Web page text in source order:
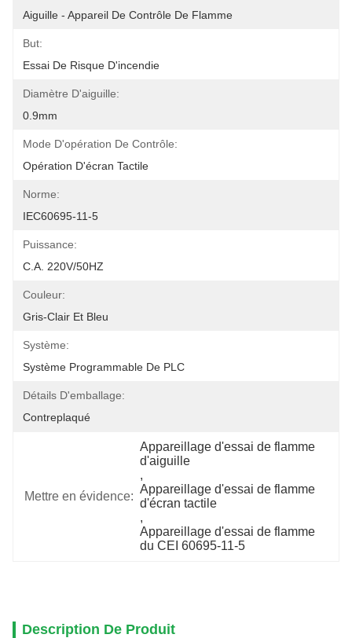
Aiguille - Appareil De Contrôle De Flamme
But:
Essai De Risque D'incendie
Diamètre D'aiguille:
0.9mm
Mode D'opération De Contrôle:
Opération D'écran Tactile
Norme:
IEC60695-11-5
Puissance:
C.A. 220V/50HZ
Couleur:
Gris-Clair Et Bleu
Système:
Système Programmable De PLC
Détails D'emballage:
Contreplaqué
Mettre en évidence:
Appareillage d'essai de flamme
d'aiguille
,
Appareillage d'essai de flamme
d'écran tactile
,
Appareillage d'essai de flamme
du CEI 60695-11-5
Description De Produit